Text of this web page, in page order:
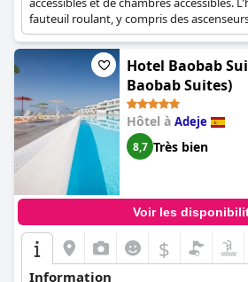
fauteuil roulant, y compris des
fauteuils roulants et un chemin
vers l'entrée, la réception, le centre
ascenseurs sont équipés de Braille.
Hotel Baobab
Baobab Suites)
Hôtel à Adeje
8,7 Très bien
Voir les
$
Information